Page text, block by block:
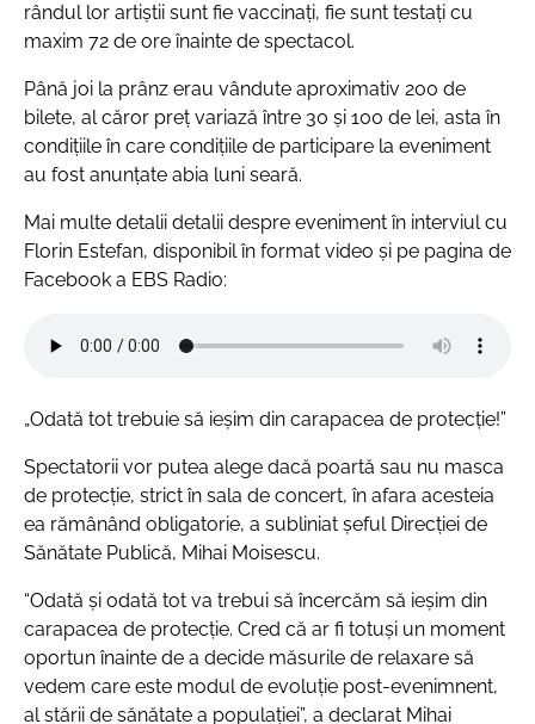
rândul lor artiștii sunt fie vaccinați, fie sunt testați cu
maxim 72 de ore înainte de spectacol.
Până joi la prânz erau vândute aproximativ 200 de
bilete, al căror preț variază între 30 și 100 de lei, asta în
condițiile în care condițiile de participare la eveniment
au fost anunțate abia luni seară.
Mai multe detalii detalii despre eveniment în interviul cu
Florin Estefan, disponibil în format video și pe pagina de
Facebook a EBS Radio:
„Odată tot trebuie să ieșim din carapacea de protecție!”
Spectatorii vor putea alege dacă poartă sau nu masca
de protecție, strict în sala de concert, în afara acesteia
ea rămânând obligatorie, a subliniat șeful Direcției de
Sănătate Publică, Mihai Moisescu.
“Odată și odată tot va trebui să încercăm să ieșim din
carapacea de protecție. Cred că ar fi totuși un moment
oportun înainte de a decide măsurile de relaxare să
vedem care este modul de evoluție post-evenimnent,
al stării de sănătate a populației”, a declarat Mihai